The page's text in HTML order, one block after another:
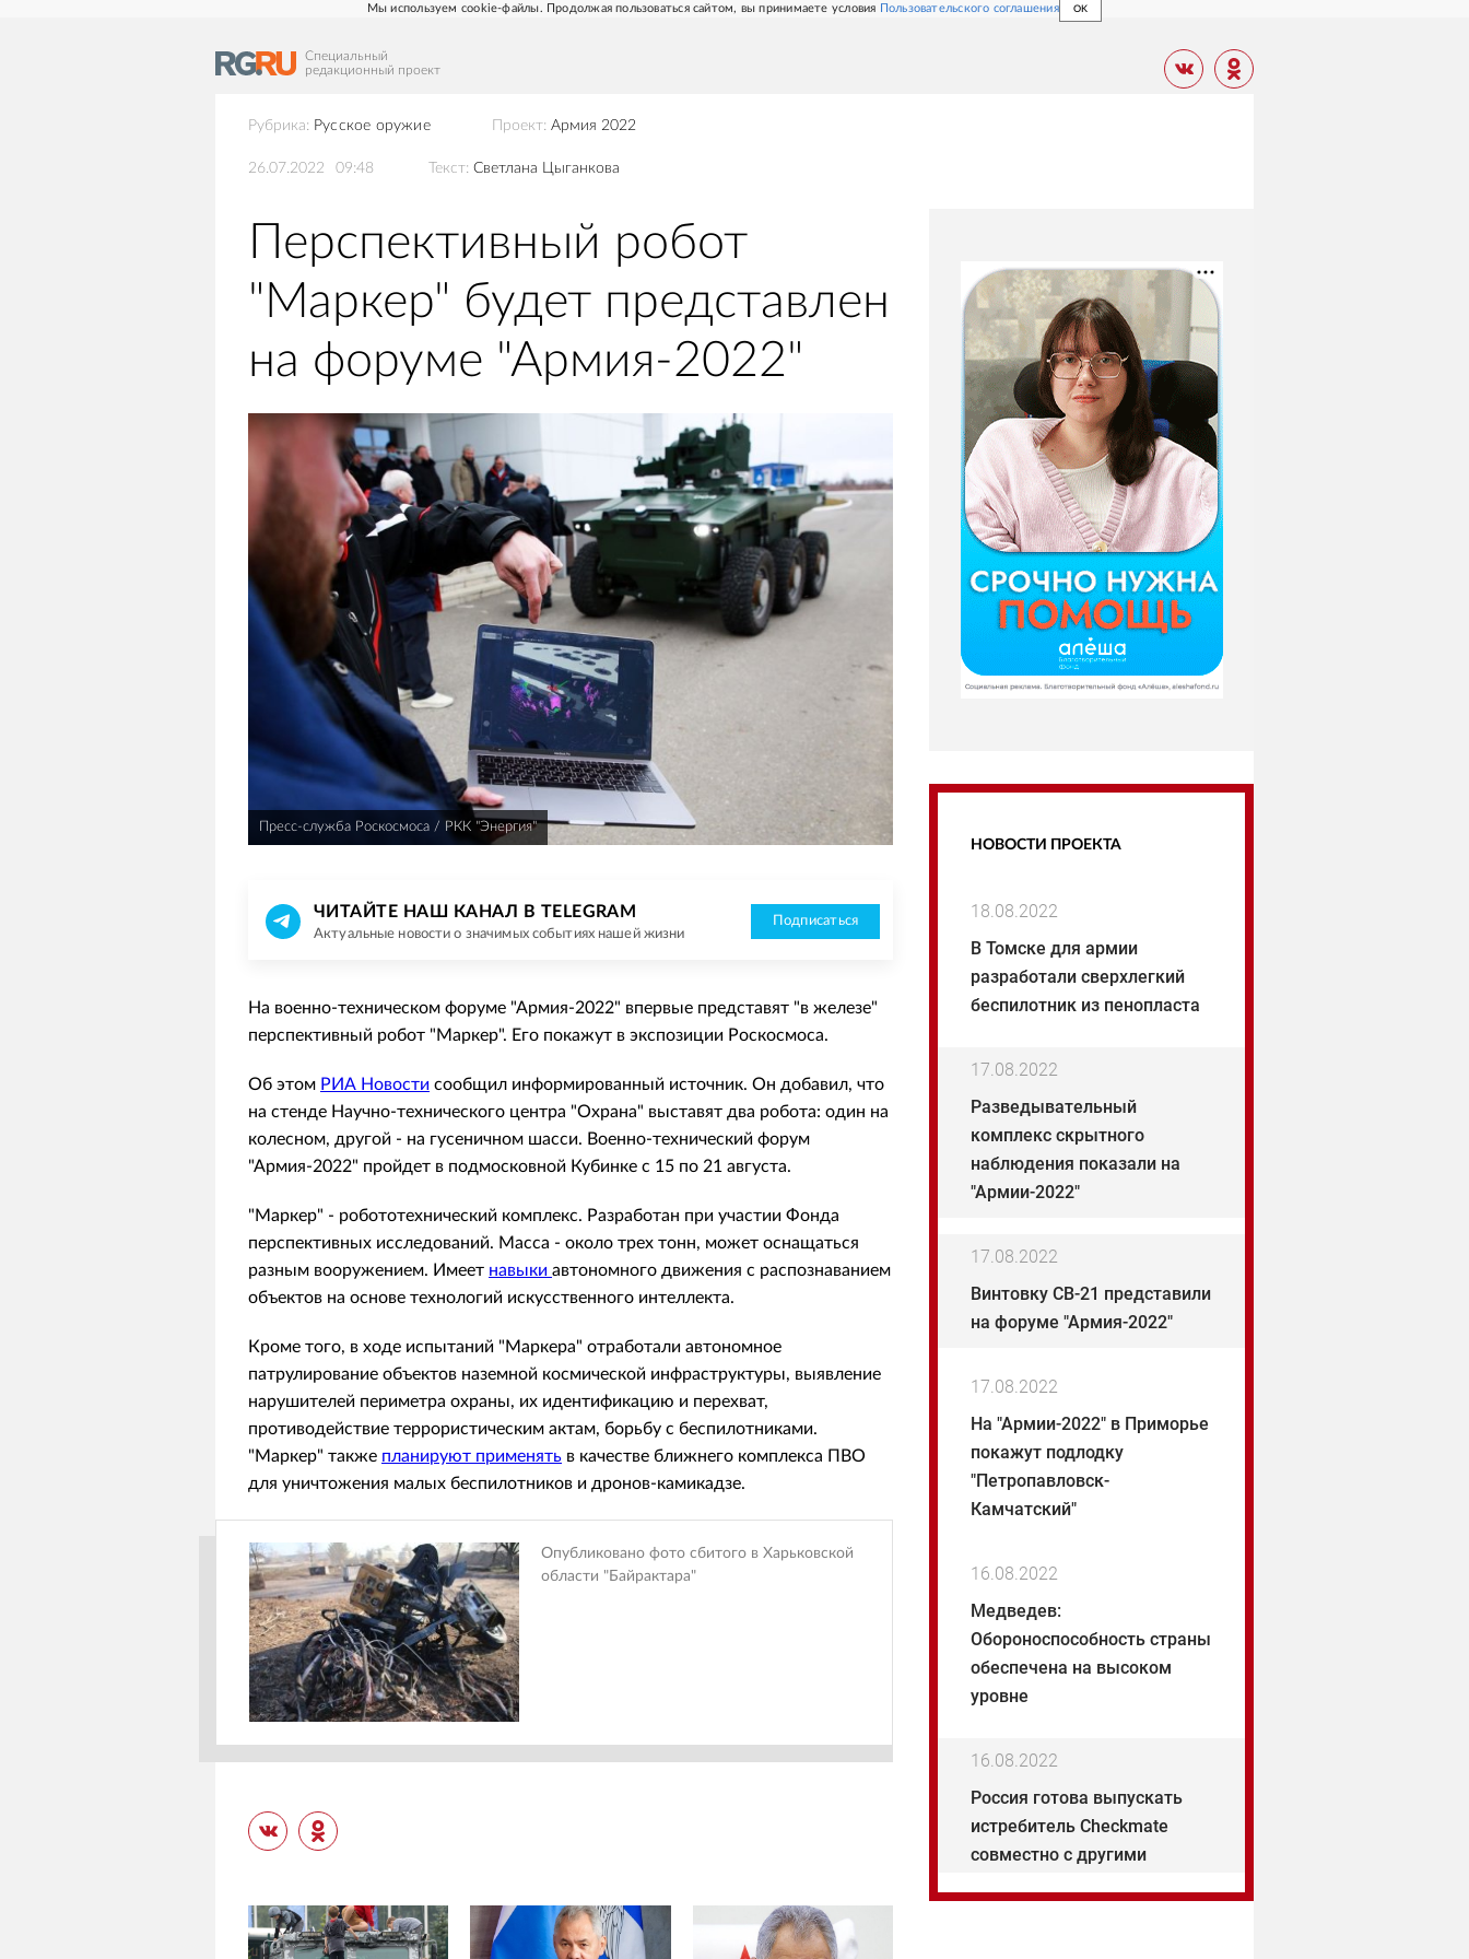
Мы используем cookie-файлы. Продолжая пользоваться сайтом, вы принимаете условия Пользовательского соглашения OK
Специальный
редакционный проект
Рубрика: Русское оружие Проект: Армия 2022
26.07.2022 09:48 Текст: Светлана Цыганкова
Перспективный робот
"Маркер" будет представлен
на форуме "Армия-2022"
Пресс-служба Роскосмоса / РКК "Энергия"
ЧИТАЙТЕ НАШ КАНАЛ В TELEGRAM
Актуальные новости о значимых событиях нашей жизни
Подписаться
На военно-техническом форуме "Армия-2022" впервые представят "в железе"
перспективный робот "Маркер". Его покажут в экспозиции Роскосмоса.
Об этом РИА Новости сообщил информированный источник. Он добавил, что
на стенде Научно-технического центра "Охрана" выставят два робота: один на
колесном, другой - на гусеничном шасси. Военно-технический форум
"Армия-2022" пройдет в подмосковной Кубинке с 15 по 21 августа.
"Маркер" - робототехнический комплекс. Разработан при участии Фонда
перспективных исследований. Масса - около трех тонн, может оснащаться
разным вооружением. Имеет навыки автономного движения с распознаванием
объектов на основе технологий искусственного интеллекта.
Кроме того, в ходе испытаний "Маркера" отработали автономное
патрулирование объектов наземной космической инфраструктуры, выявление
нарушителей периметра охраны, их идентификацию и перехват,
противодействие террористическим актам, борьбу с беспилотниками.
"Маркер" также планируют применять в качестве ближнего комплекса ПВО
для уничтожения малых беспилотников и дронов-камикадзе.
Опубликовано фото сбитого в Харьковской
области "Байрактара"
НОВОСТИ ПРОЕКТА
В Томске для армии
разработали сверхлегкий
беспилотник из пенопласта
18.08.2022
Разведывательный
комплекс скрытного
наблюдения показали на
"Армии-2022"
17.08.2022
Винтовку СВ-21 представили
на форуме "Армия-2022"
17.08.2022
На "Армии-2022" в Приморье
покажут подлодку
"Петропавловск-
Камчатский"
17.08.2022
Медведев:
Обороноспособность страны
обеспечена на высоком
уровне
16.08.2022
Россия готова выпускать
истребитель Checkmate
совместно с другими
16.08.2022